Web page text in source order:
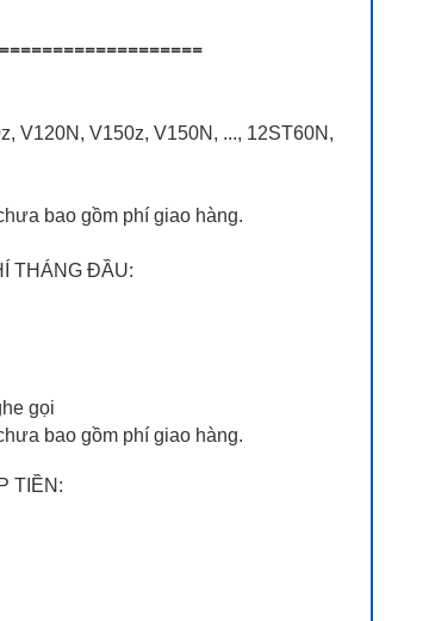
V120N, V150z, V150N, ..., 12ST60N,
bao gồm phí giao hàng.
THÁNG ĐẦU:
gọi
bao gồm phí giao hàng.
TIỀN: